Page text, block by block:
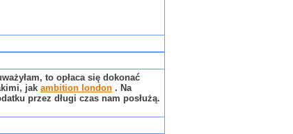
to opłaca się dokonać
jak ambition london . Na
przez długi czas nam posłużą.